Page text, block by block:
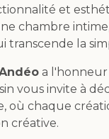
et
chambre intime,
la
a l'honneur
vous invite à
chaque
créative.